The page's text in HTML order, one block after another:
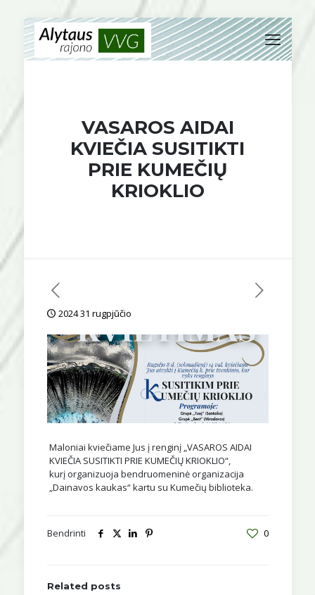
VASAROS AIDAI
KVIEČIA SUSITIKTI
PRIE KUMEČIŲ
KRIOKLIO
2024 31 rugpjūčio
Maloniai kviečiame Jus į renginį „VASAROS AIDAI
KVIEČIA SUSITIKTI PRIE KUMEČIŲ KRIOKLIO“,
kurį organizuoja bendruomeninė organizacija
„Dainavos kaukas“ kartu su Kumečių biblioteka.
Bendrinti 0
Related posts